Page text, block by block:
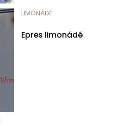
LIMONÁDÉ
Epres limonádé